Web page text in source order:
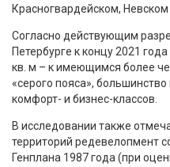
Красногвардейском, Невском
Согласно действующим
Петербурге к концу 2021
кв. м – к имеющимся более
«серого пояса»,
комфорт- и бизнес-классов.
В исследовании также
территорий редевелопмент
Генплана 1987 года (при